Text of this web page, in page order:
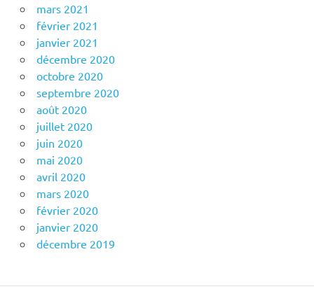
mars 2021
février 2021
janvier 2021
décembre 2020
octobre 2020
septembre 2020
août 2020
juillet 2020
juin 2020
mai 2020
avril 2020
mars 2020
février 2020
janvier 2020
décembre 2019